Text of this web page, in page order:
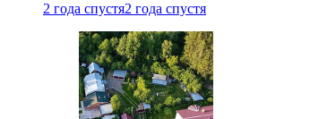
2 года спустя2 года спустя